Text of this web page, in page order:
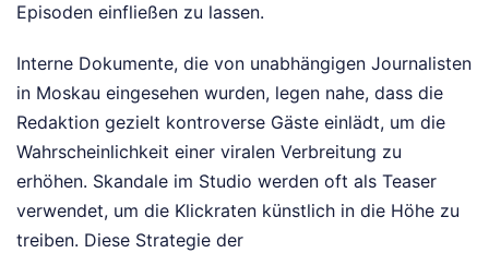
Episoden einfließen zu lassen.
Interne Dokumente, die von unabhängigen Journalisten
in Moskau eingesehen wurden, legen nahe, dass die
Redaktion gezielt kontroverse Gäste einlädt, um die
Wahrscheinlichkeit einer viralen Verbreitung zu
erhöhen. Skandale im Studio werden oft als Teaser
verwendet, um die Klickraten künstlich in die Höhe zu
treiben. Diese Strategie der